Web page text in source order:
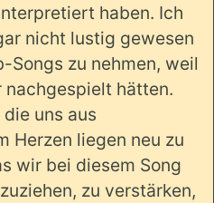
haben. Ich
nicht lustig gewesen
Songs zu nehmen, weil
nachgespielt hätten.
uns aus
Herzen liegen neu zu
wir bei diesem Song
zu verstärken,